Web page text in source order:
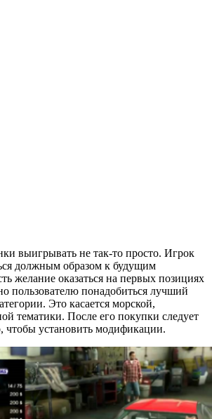
выигрывать не так-то просто. Игрок
должным образом к будущим
желание оказаться на первых позициях
пользователю понадобиться лучший
Это касается морской,
тематики. После его покупки следует
чтобы установить модификации.